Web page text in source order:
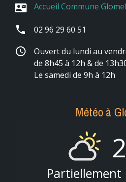
contact_mail Accueil Commune Glomel
phone 02 96 29 60 51
schedule
Ouvert du lundi au
de 8h45 à 12h & de
Le samedi de 9h à 12h
Météo à
Partiellement